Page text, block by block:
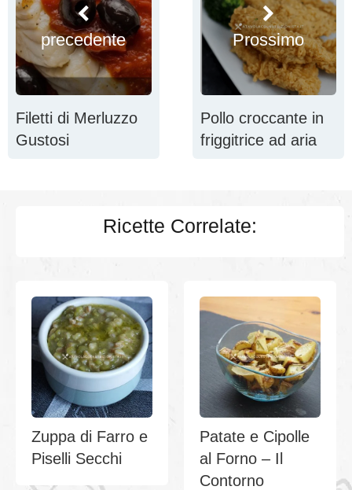
precedente
Filetti di Merluzzo
Gustosi
Prossimo
Pollo croccante in
friggitrice ad aria
Ricette Correlate:
Zuppa di Farro e
Piselli Secchi
Patate e Cipolle
al Forno – Il
Contorno